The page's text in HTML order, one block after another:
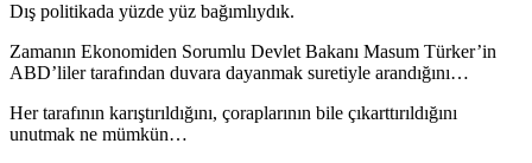
Dış politikada yüzde yüz bağımlıydık.
Zamanın Ekonomiden Sorumlu Devlet Bakanı Masum Türker’in
ABD’liler tarafından duvara dayanmak suretiyle arandığını…
Her tarafının karıştırıldığını, çoraplarının bile çıkarttırıldığını
unutmak ne mümkün…